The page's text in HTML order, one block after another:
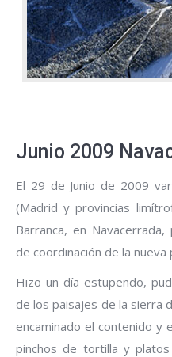
Junio 2009
El 29 de Junio de 2009
(Madrid y provincias
Barranca, en
de coordinación de la
Hizo un día estupendo,
de los paisajes de la sierra
encaminado el contenido y
pinchos de tortilla y